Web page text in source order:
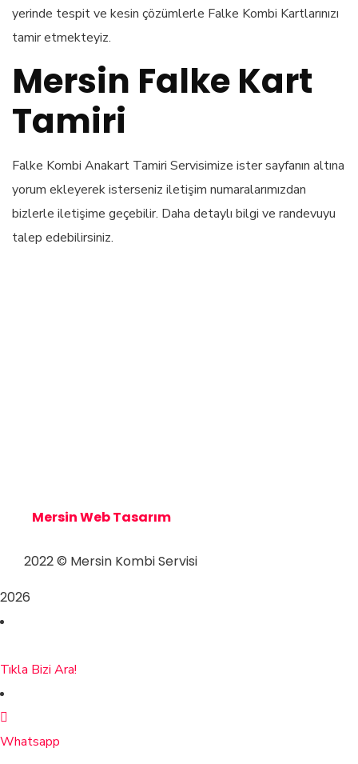
yerinde tespit ve kesin çözümlerle Falke Kombi Kartlarınızı
tamir etmekteyiz.
Mersin Falke Kart
Tamiri
Falke Kombi Anakart Tamiri Servisimize ister sayfanın altına
yorum ekleyerek isterseniz iletişim numaralarımızdan
bizlerle iletişime geçebilir. Daha detaylı bilgi ve randevuyu
talep edebilirsiniz.
Mersin Web Tasarım
2022© Mersin Kombi Servisi
2026
Tıkla Bizi Ara!
Whatsapp